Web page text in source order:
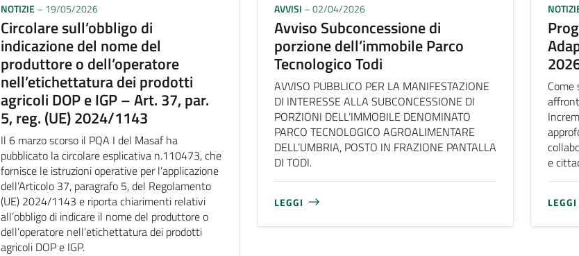
NOTIZIE– 19/05/2026
Circolare sull’obbligo di
indicazione del nome del
produttore o dell’operatore
nell’etichettatura dei prodotti
agricoli DOP e IGP – Art. 37, par.
5, reg. (UE) 2024/1143
Il 6 marzo scorso il PQA I del Masaf ha
pubblicato la circolare esplicativa n.110473, che
fornisce le istruzioni operative per l’applicazione
dell’Articolo 37, paragrafo 5, del Regolamento
(UE) 2024/1143 e riporta chiarimenti relativi
all’obbligo di indicare il nome del produttore o
dell’operatore nell’etichettatura dei prodotti
agricoli DOP e IGP.
AVVISI – 02/04/2026
Avviso Subconcessione di
porzione dell’immobile Parco
Tecnologico Todi
AVVISO PUBBLICO PER LA MANIFESTAZIONE
DI INTERESSE ALLA SUBCONCESSIONE DI
PORZIONI DELL’IMMOBILE DENOMINATO
PARCO TECNOLOGICO AGROALIMENTARE
DELL’UMBRIA, POSTO IN FRAZIONE PANTALLA
DI TODI.
LEGGI
e
LEGGI